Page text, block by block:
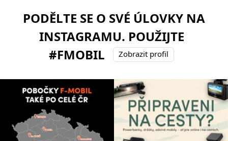
PODĚLTE SE O SVÉ ÚLOVKY NA
INSTAGRAMU. POUŽIJTE
#FMOBIL
Zobrazit profil